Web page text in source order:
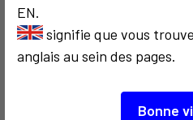
EN.
signifie que vous
anglais au sein des pages.
Bonne
:https://
- Chrome™ :